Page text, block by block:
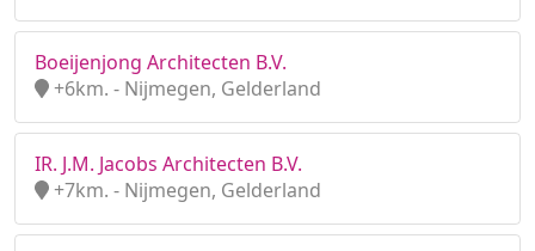
Boeijenjong Architecten B.V.
+6km. - Nijmegen, Gelderland
IR. J.M. Jacobs Architecten B.V.
+7km. - Nijmegen, Gelderland